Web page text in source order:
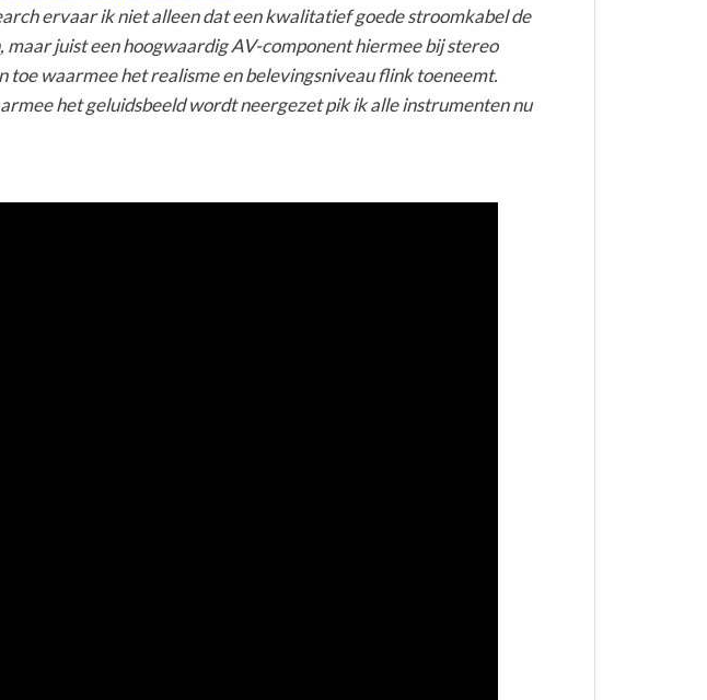
ervaar ik niet alleen dat een kwalitatief goede stroomkabel de
juist een hoogwaardig AV-component hiermee bij stereo
waarmee het realisme en belevingsniveau flink toeneemt.
het geluidsbeeld wordt neergezet pik ik alle instrumenten nu